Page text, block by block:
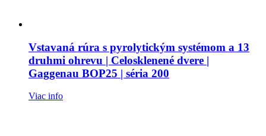
Vstavaná rúra s pyrolytickým systémom a 13
druhmi ohrevu | Celosklenené dvere |
Gaggenau BOP25 | séria 200
Viac info